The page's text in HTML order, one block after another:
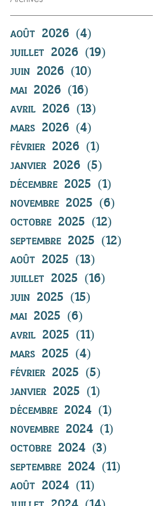
août 2026 (4)
juillet 2026 (19)
juin 2026 (10)
mai 2026 (16)
avril 2026 (13)
mars 2026 (4)
février 2026 (1)
janvier 2026 (5)
décembre 2025 (1)
novembre 2025 (6)
octobre 2025 (12)
septembre 2025 (12)
août 2025 (13)
juillet 2025 (16)
juin 2025 (15)
mai 2025 (6)
avril 2025 (11)
mars 2025 (4)
février 2025 (5)
janvier 2025 (1)
décembre 2024 (1)
novembre 2024 (1)
octobre 2024 (3)
septembre 2024 (11)
août 2024 (11)